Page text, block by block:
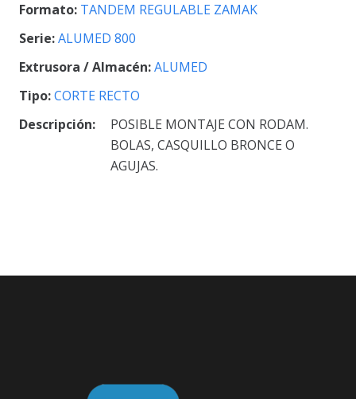
Formato: TANDEM REGULABLE ZAMAK
Serie:ALUMED 800
Extrusora / Almacén:ALUMED
Tipo:CORTE RECTO
Descripción:
POSIBLE MONTAJE CON RODAM.
BOLAS, CASQUILLO BRONCE O
AGUJAS.